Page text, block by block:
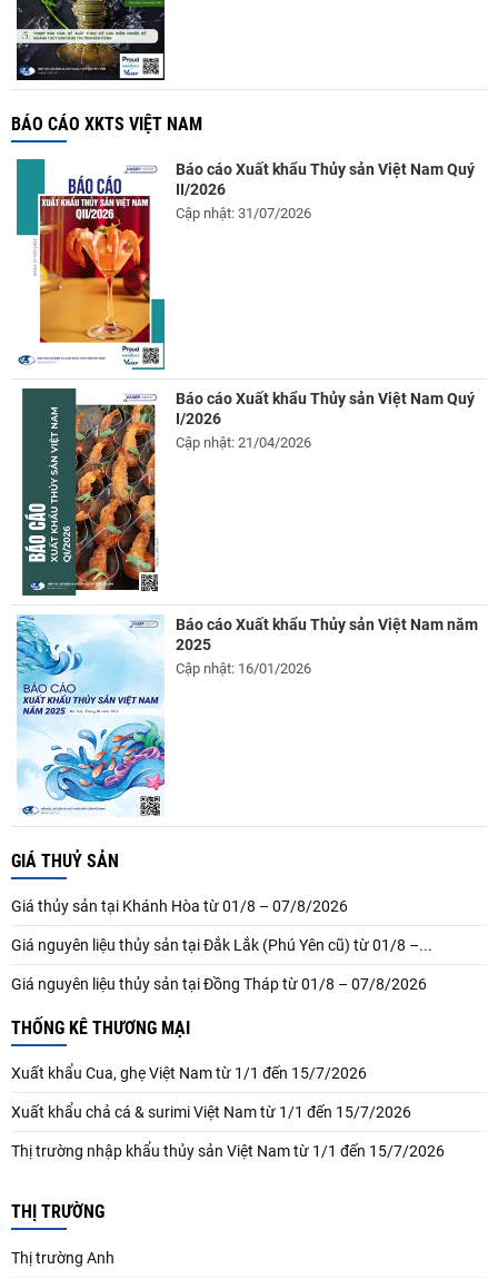
BÁO CÁO XKTS VIỆT NAM
Báo cáo Xuất khẩu Thủy sản Việt Nam Quý
II/2026
Cập nhật: 31/07/2026
Báo cáo Xuất khẩu Thủy sản Việt Nam Quý
I/2026
Cập nhật: 21/04/2026
Báo cáo Xuất khẩu Thủy sản Việt Nam năm
2025
Cập nhật: 16/01/2026
GIÁ THUỶ SẢN
Giá thủy sản tại Khánh Hòa từ 01/8 – 07/8/2026
Giá nguyên liệu thủy sản tại Đắk Lắk (Phú Yên cũ) từ 01/8 –...
Giá nguyên liệu thủy sản tại Đồng Tháp từ 01/8 – 07/8/2026
THỐNG KÊ THƯƠNG MẠI
Xuất khẩu Cua, ghẹ Việt Nam từ 1/1 đến 15/7/2026
Xuất khẩu chả cá & surimi Việt Nam từ 1/1 đến 15/7/2026
Thị trường nhập khẩu thủy sản Việt Nam từ 1/1 đến 15/7/2026
THỊ TRƯỜNG
Thị trường Anh